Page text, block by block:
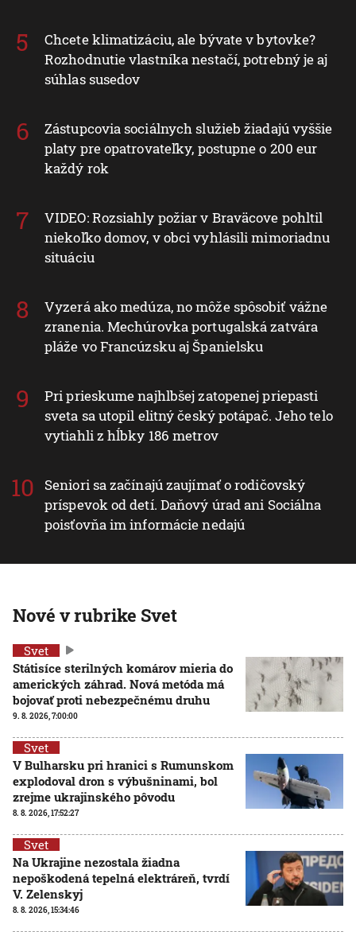
Chcete klimatizáciu, ale bývate v bytovke?
Rozhodnutie vlastníka nestačí, potrebný je aj
súhlas susedov
Zástupcovia sociálnych služieb žiadajú vyššie
platy pre opatrovateľky, postupne o 200 eur
každý rok
VIDEO: Rozsiahly požiar v Braväcove pohltil
niekoľko domov, v obci vyhlásili mimoriadnu
situáciu
Vyzerá ako medúza, no môže spôsobiť vážne
zranenia. Mechúrovka portugalská zatvára
pláže vo Francúzsku aj Španielsku
Pri prieskume najhlbšej zatopenej priepasti
sveta sa utopil elitný český potápač. Jeho telo
vytiahli z hĺbky 186 metrov
Seniori sa začínajú zaujímať o rodičovský
príspevok od detí. Daňový úrad ani Sociálna
poisťovňa im informácie nedajú
Nové v rubrike Svet
Svet
Státisíce sterilných komárov mieria do
amerických záhrad. Nová metóda má
bojovať proti nebezpečnému druhu
9. 8. 2026, 7:00:00
Svet
V Bulharsku pri hranici s Rumunskom
explodoval dron s výbušninami, bol
zrejme ukrajinského pôvodu
8. 8. 2026, 17:52:27
Svet
Na Ukrajine nezostala žiadna
nepoškodená tepelná elektráreň, tvrdí
V. Zelenskyj
8. 8. 2026, 15:34:46